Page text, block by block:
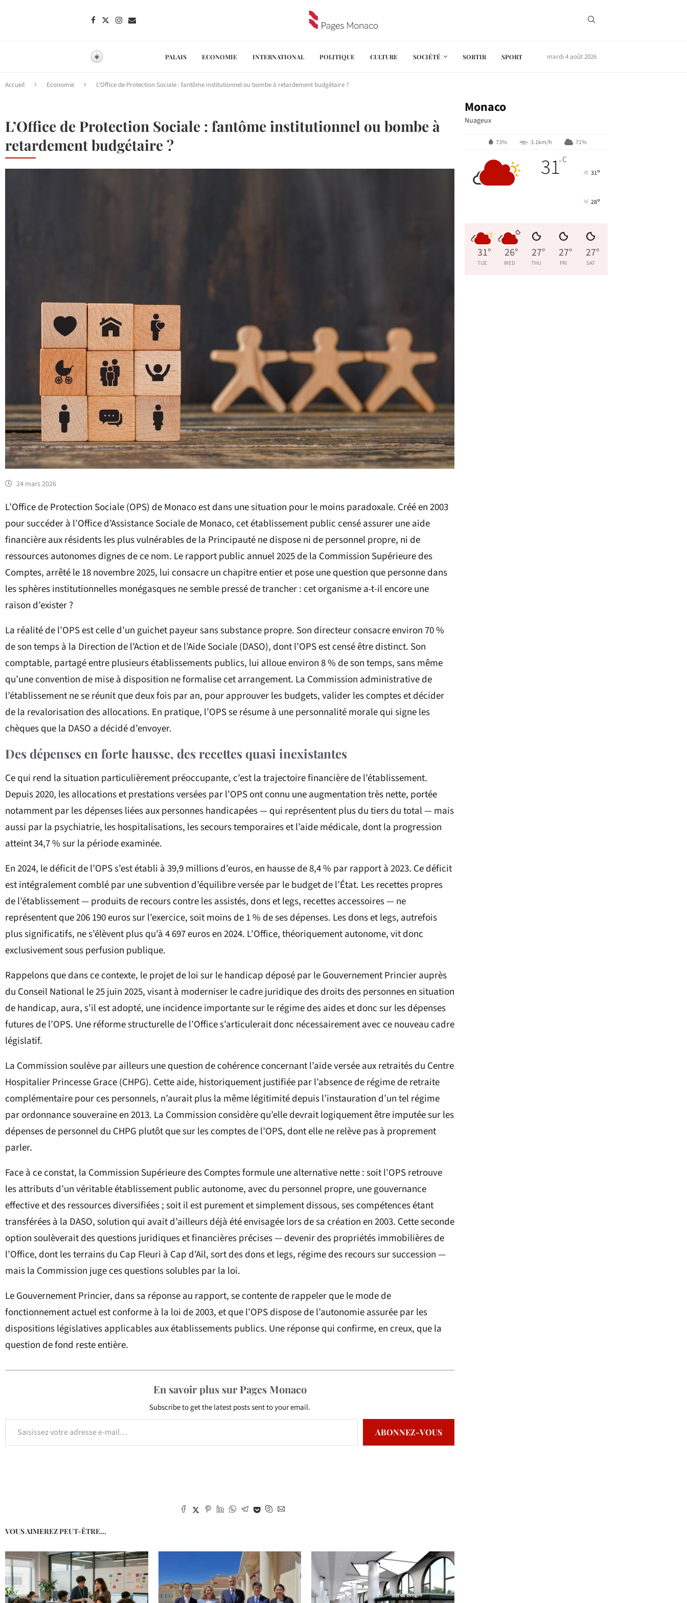
PALAIS ECONOMIE INTERNATIONAL POLITIQUE CULTURE SOCIÉTÉ SORTIR SPORT mardi 4 août 2026
Accueil Economie L’Office de Protection Sociale : fantôme institutionnel ou bombe à retardement budgétaire ?
L’Office de Protection Sociale : fantôme institutionnel ou bombe à
retardement budgétaire ?
24 mars 2026
L’Office de Protection Sociale (OPS) de Monaco est dans une situation pour le moins paradoxale. Créé en 2003
pour succéder à l’Office d’Assistance Sociale de Monaco, cet établissement public censé assurer une aide
financière aux résidents les plus vulnérables de la Principauté ne dispose ni de personnel propre, ni de
ressources autonomes dignes de ce nom. Le rapport public annuel 2025 de la Commission Supérieure des
Comptes, arrêté le 18 novembre 2025, lui consacre un chapitre entier et pose une question que personne dans
les sphères institutionnelles monégasques ne semble pressé de trancher : cet organisme a-t-il encore une
raison d’exister ?
La réalité de l’OPS est celle d’un guichet payeur sans substance propre. Son directeur consacre environ 70 %
de son temps à la Direction de l’Action et de l’Aide Sociale (DASO), dont l’OPS est censé être distinct. Son
comptable, partagé entre plusieurs établissements publics, lui alloue environ 8 % de son temps, sans même
qu’une convention de mise à disposition ne formalise cet arrangement. La Commission administrative de
l’établissement ne se réunit que deux fois par an, pour approuver les budgets, valider les comptes et décider
de la revalorisation des allocations. En pratique, l’OPS se résume à une personnalité morale qui signe les
chèques que la DASO a décidé d’envoyer.
Des dépenses en forte hausse, des recettes quasi inexistantes
Ce qui rend la situation particulièrement préoccupante, c’est la trajectoire financière de l’établissement.
Depuis 2020, les allocations et prestations versées par l’OPS ont connu une augmentation très nette, portée
notamment par les dépenses liées aux personnes handicapées — qui représentent plus du tiers du total — mais
aussi par la psychiatrie, les hospitalisations, les secours temporaires et l’aide médicale, dont la progression
atteint 34,7 % sur la période examinée.
En 2024, le déficit de l’OPS s’est établi à 39,9 millions d’euros, en hausse de 8,4 % par rapport à 2023. Ce déficit
est intégralement comblé par une subvention d’équilibre versée par le budget de l’État. Les recettes propres
de l’établissement — produits de recours contre les assistés, dons et legs, recettes accessoires — ne
représentent que 206 190 euros sur l’exercice, soit moins de 1 % de ses dépenses. Les dons et legs, autrefois
plus significatifs, ne s’élèvent plus qu’à 4 697 euros en 2024. L’Office, théoriquement autonome, vit donc
exclusivement sous perfusion publique.
Rappelons que dans ce contexte, le projet de loi sur le handicap déposé par le Gouvernement Princier auprès
du Conseil National le 25 juin 2025, visant à moderniser le cadre juridique des droits des personnes en situation
de handicap, aura, s’il est adopté, une incidence importante sur le régime des aides et donc sur les dépenses
futures de l’OPS. Une réforme structurelle de l’Office s’articulerait donc nécessairement avec ce nouveau cadre
législatif.
La Commission soulève par ailleurs une question de cohérence concernant l’aide versée aux retraités du Centre
Hospitalier Princesse Grace (CHPG). Cette aide, historiquement justifiée par l’absence de régime de retraite
complémentaire pour ces personnels, n’aurait plus la même légitimité depuis l’instauration d’un tel régime
par ordonnance souveraine en 2013. La Commission considère qu’elle devrait logiquement être imputée sur les
dépenses de personnel du CHPG plutôt que sur les comptes de l’OPS, dont elle ne relève pas à proprement
parler.
Face à ce constat, la Commission Supérieure des Comptes formule une alternative nette : soit l’OPS retrouve
les attributs d’un véritable établissement public autonome, avec du personnel propre, une gouvernance
effective et des ressources diversifiées ; soit il est purement et simplement dissous, ses compétences étant
transférées à la DASO, solution qui avait d’ailleurs déjà été envisagée lors de sa création en 2003. Cette seconde
option soulèverait des questions juridiques et financières précises — devenir des propriétés immobilières de
l’Office, dont les terrains du Cap Fleuri à Cap d’Ail, sort des dons et legs, régime des recours sur succession —
mais la Commission juge ces questions solubles par la loi.
Le Gouvernement Princier, dans sa réponse au rapport, se contente de rappeler que le mode de
fonctionnement actuel est conforme à la loi de 2003, et que l’OPS dispose de l’autonomie assurée par les
dispositions législatives applicables aux établissements publics. Une réponse qui confirme, en creux, que la
question de fond reste entière.
En savoir plus sur Pages Monaco
Subscribe to get the latest posts sent to your email.
ABONNEZ-VOUS
VOUS AIMEREZ PEUT-ÊTRE...
Monaco
Nuageux
73% 3.1km/h 71%
31°C
31°
28°
31°
TUE
26°
WED
27°
THU
27°
FRI
27°
SAT